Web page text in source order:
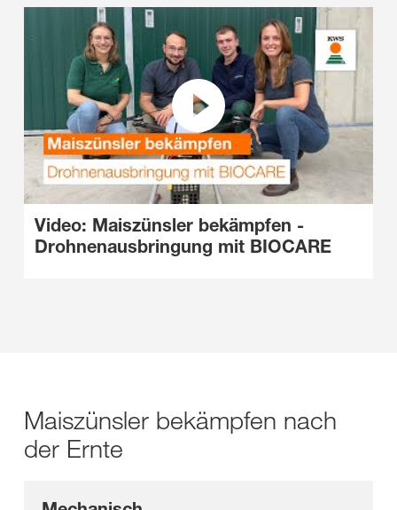
Video: Maiszünsler bekämpfen -
Drohnenausbringung mit BIOCARE
Maiszünsler bekämpfen nach
der Ernte